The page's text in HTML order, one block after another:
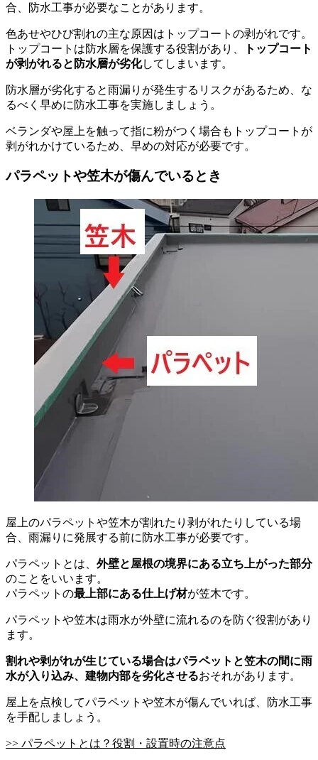
合、防水工事が必要なことがあります。
色あせやひび割れの主な原因はトップコートの剥がれです。
トップコートは防水層を保護する役割があり、
トップコート
が剥がれると防水層が劣化してしまいます。
防水層が劣化すると雨漏りが発生するリスクがあるため、な
るべく早めに防水工事を実施しましょう。
ベランダや屋上を触って指に粉がつく場合もトップコートが
剥がれかけているため、早めの対応が必要です。
パラペットや笠木が傷んでいるとき
屋上のパラペットや笠木が割れたり剥がれたりしている場
合、雨漏りに発展する前に防水工事が必要です。
パラペットとは、 外壁と屋根の境界にある立ち上がった部分
のことをいいます。
パラペットの最上部にある仕上げ材が笠木です。
パラペットや笠木は雨水が外壁に流れるのを防ぐ役割があり
ます。
割れや剥がれが生じている場合はパラペットと笠木の間に雨
水が入り込み、建物内部を劣化させるおそれがあります。
屋上を点検してパラペットや笠木が傷んでいれば、防水工事
を手配しましょう。
>> パラペットとは？役割・設置時の注意点